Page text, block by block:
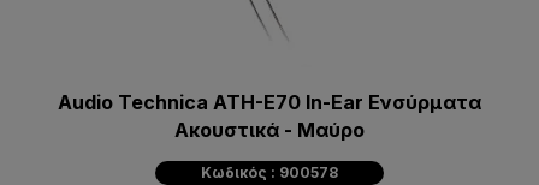
Audio Technica ATH-E70 In-Ear Ενσύρματα
Ακουστικά - Μαύρο
Κωδικός : 900578